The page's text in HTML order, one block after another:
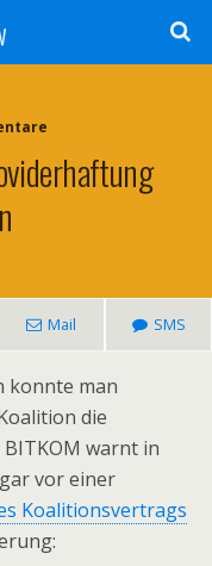
Mail SMS
konnte man
die
warnt in
gar vor einer
Koalitionsvertrags